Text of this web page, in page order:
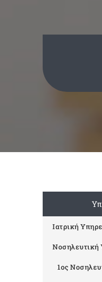
Ιατρική
Νοσηλευτική
1ος